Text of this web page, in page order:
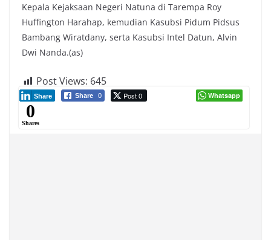
Kepala Kejaksaan Negeri Natuna di Tarempa Roy
Huffington Harahap, kemudian Kasubsi Pidum Pidsus
Bambang Wiratdany, serta Kasubsi Intel Datun, Alvin
Dwi Nanda.(as)
Post Views: 645
Share 0 Post 0
Share Whatsapp
0
Shares